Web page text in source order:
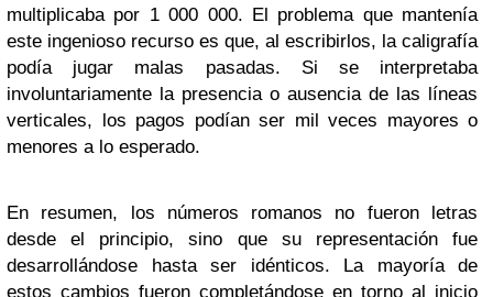
multiplicaba por 1 000 000. El problema que mantenía
este ingenioso recurso es que, al escribirlos, la caligrafía
podía jugar malas pasadas. Si se interpretaba
involuntariamente la presencia o ausencia de las líneas
verticales, los pagos podían ser mil veces mayores o
menores a lo esperado.
En resumen, los números romanos no fueron letras
desde el principio, sino que su representación fue
desarrollándose hasta ser idénticos. La mayoría de
estos cambios fueron completándose en torno al inicio